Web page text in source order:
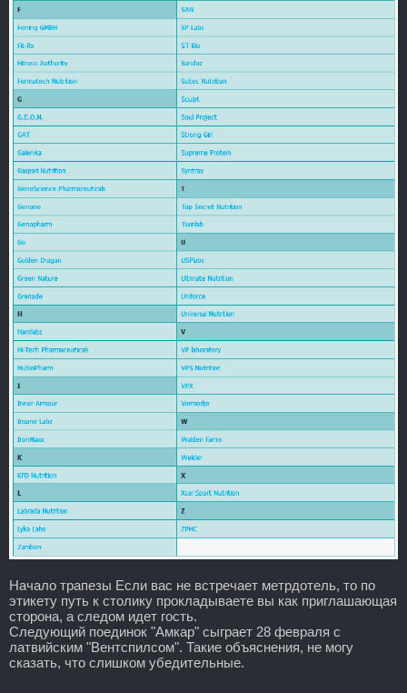
Начало трапезы Если вас не встречает метрдотель, то по
этикету путь к столику прокладываете вы как приглашающая
сторона, а следом идет гость.
Следующий поединок "Амкар" сыграет 28 февраля с
латвийским "Вентспилсом". Такие объяснения, не могу
сказать, что слишком убедительные.